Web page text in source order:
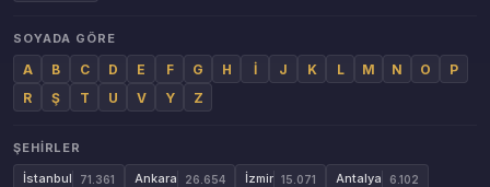
SOYADA GÖRE
A B C D E F G H İ J K L M N O
P
R
Ş T U V Y Z
ŞEHIRLER
İstanbul
71.361 Ankara 26.654 İzmir 15.071 Antalya 6.102